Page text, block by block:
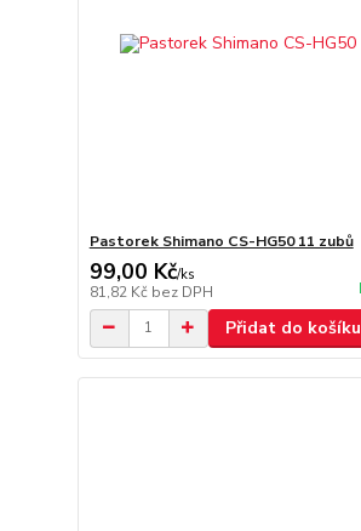
Pastorek Shimano CS-HG50 11 zubů
99,00 Kč/ks
81,82 Kč bez DPH
Přidat do košíku